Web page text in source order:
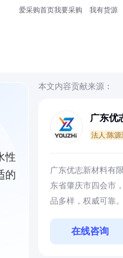
爱采购首页我要采购 我有货源
性
的
本文内容贡献来源：
广东优
法人:陈源
广东优志新材料有
东省肇庆市四会市
品多样，权威可靠。
在线咨询